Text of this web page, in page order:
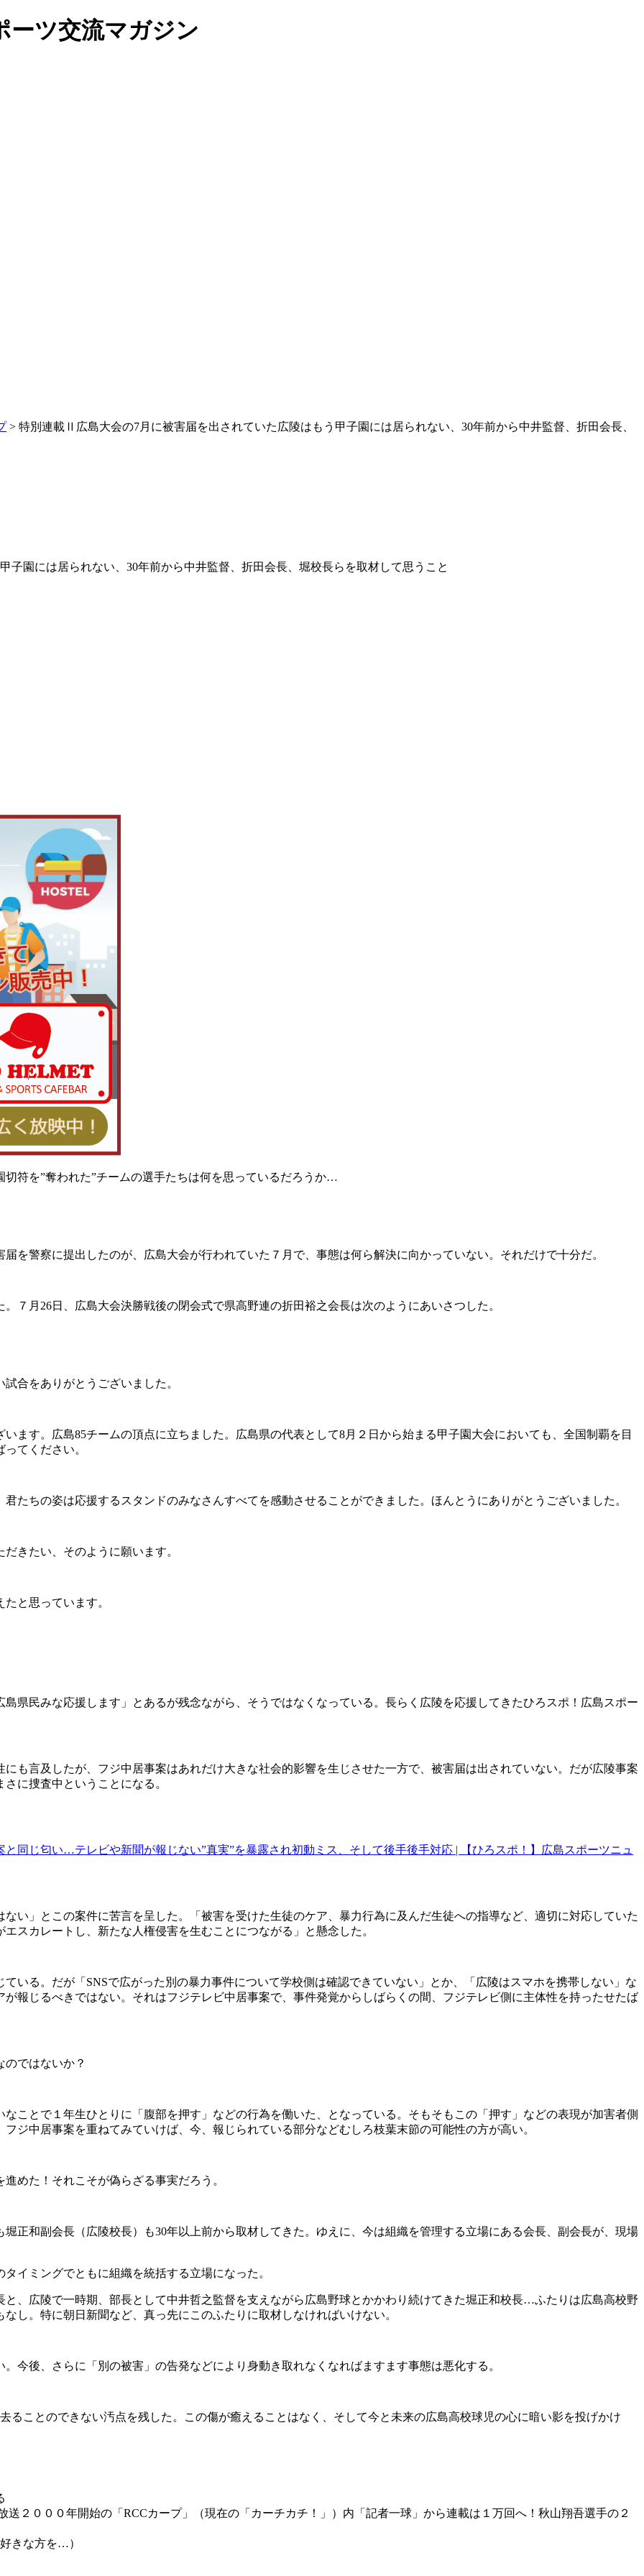
ーツ交流マガジン
> 特別連載Ⅱ広島大会の7月に被害届を出されていた広陵はもう甲子園には居られない、30年前から中井監督、折田会長、
園には居られない、30年前から中井監督、折田会長、堀校長らを取材して思うこと
符を”奪われた”チームの選手たちは何を思っているだろうか…
を警察に提出したのが、広島大会が行われていた７月で、事態は何ら解決に向かっていない。それだけで十分だ。
７月26日、広島大会決勝戦後の閉会式で県高野連の折田裕之会長は次のようにあいさつした。
合をありがとうございました。
ます。広島85チームの頂点に立ちました。広島県の代表として8月２日から始まる甲子園大会においても、全国制覇を目
てください。
たちの姿は応援するスタンドのみなさんすべてを感動させることができました。ほんとうにありがとうございました。
きたい、そのように願います。
と思っています。
県民みな応援します」とあるが残念ながら、そうではなくなっている。長らく広陵を応援してきたひろスポ！広島スポー
も言及したが、フジ中居事案はあれだけ大きな社会的影響を生じさせた一方で、被害届は出されていない。だが広陵事案
に捜査中ということになる。
同じ匂い…テレビや新聞が報じない”真実”を暴露され初動ミス、そして後手後手対応 | 【ひろスポ！】広島スポーツニュ
い」とこの案件に苦言を呈した。「被害を受けた生徒のケア、暴力行為に及んだ生徒への指導など、適切に対応していた
スカレートし、新たな人権侵害を生むことにつながる」と懸念した。
いる。だが「SNSで広がった別の暴力事件について学校側は確認できていない」とか、「広陵はスマホを携帯しない」な
報じるべきではない。それはフジテレビ中居事案で、事件発覚からしばらくの間、フジテレビ側に主体性を持ったせたば
ではないか？
ことで１年生ひとりに「腹部を押す」などの行為を働いた、となっている。そもそもこの「押す」などの表現が加害者側
ジ中居事案を重ねてみていけば、今、報じられている部分などむしろ枝葉末節の可能性の方が高い。
めた！それこそが偽らざる事実だろう。
正和副会長（広陵校長）も30年以上前から取材してきた。ゆえに、今は組織を管理する立場にある会長、副会長が、現場
イミングでともに組織を統括する立場になった。
、広陵で一時期、部長として中井哲之監督を支えながら広島野球とかかわり続けてきた堀正和校長…ふたりは広島高校野
し。特に朝日新聞など、真っ先にこのふたりに取材しなければいけない。
今後、さらに「別の被害」の告発などにより身動き取れなくなればますます事態は悪化する。
ることのできない汚点を残した。この傷が癒えることはなく、そして今と未来の広島高校球児の心に暗い影を投げかけ
２０００年開始の「RCCカープ」（現在の「カーチカチ！」）内「記者一球」から連載は１万回へ！秋山翔吾選手の２
きな方を…）